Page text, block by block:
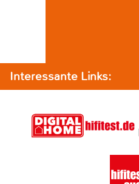
Interessante Links: